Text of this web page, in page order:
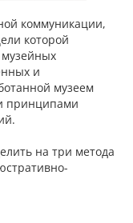
коммуникации,
которой
и
музеем
принципами
на три метода